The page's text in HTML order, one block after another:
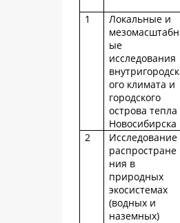
1
Локальные и
мезомасштабн
ые
исследования
внутригородск
ого климата и
городского
острова тепла
Новосибирска
2
Исследование
распростране
ния в
природных
экосистемах
(водных и
наземных)